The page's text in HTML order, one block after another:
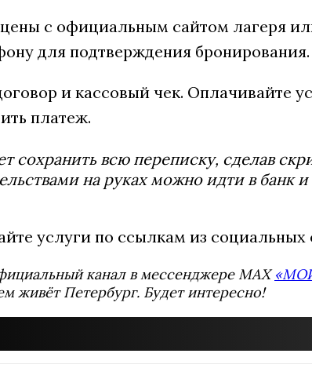
с официальным сайтом лагеря
для подтверждения бронирования.
и кассовый чек. Оплачивайте
платеж.
сохранить всю переписку, сделав
на руках можно идти в банк
услуги по ссылкам из социальных
канал в мессенджере MAX
живёт Петербург. Будет интересно!